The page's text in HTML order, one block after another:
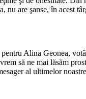
nu are şanse, în acest
Alina Geonea,
să ne mai lăsăm
al ultimelor